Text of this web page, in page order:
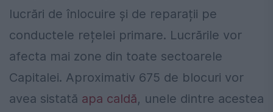
lucrări de înlocuire și de reparații pe
conductele rețelei primare. Lucrările vor
afecta mai zone din toate sectoarele
Capitalei. Aproximativ 675 de blocuri vor
avea sistată apa caldă, unele dintre acestea